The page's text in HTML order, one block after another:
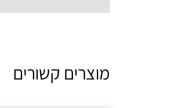
מוצרים קשורים